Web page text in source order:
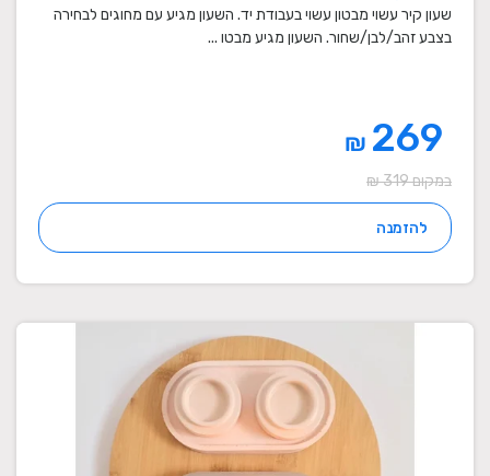
שעון קיר עשוי מבטון עשוי בעבודת יד. השעון מגיע עם מחוגים לבחירה
בצבע זהב/לבן/שחור. השעון מגיע מבטו ...
₪
במקום 319 ₪
להזמנה